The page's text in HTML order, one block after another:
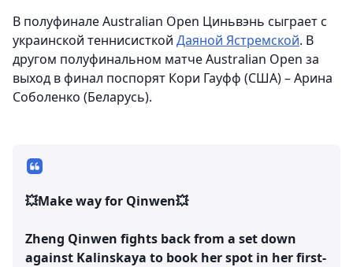
В полуфинале Australian Open Циньвэнь сыграет с
украинской теннисисткой Даяной Ястремской. В
другом полуфинальном матче Australian Open за
выход в финал поспорят Кори Гауфф (США) – Арина
Соболенко (Беларусь).
💥Make way for Qinwen💥
Zheng Qinwen fights back from a set down
against Kalinskaya to book her spot in her first-